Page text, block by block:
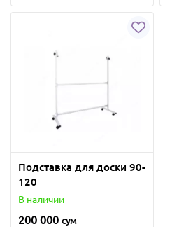
Подставка для доски 90-
120
В наличии
200 000 сум